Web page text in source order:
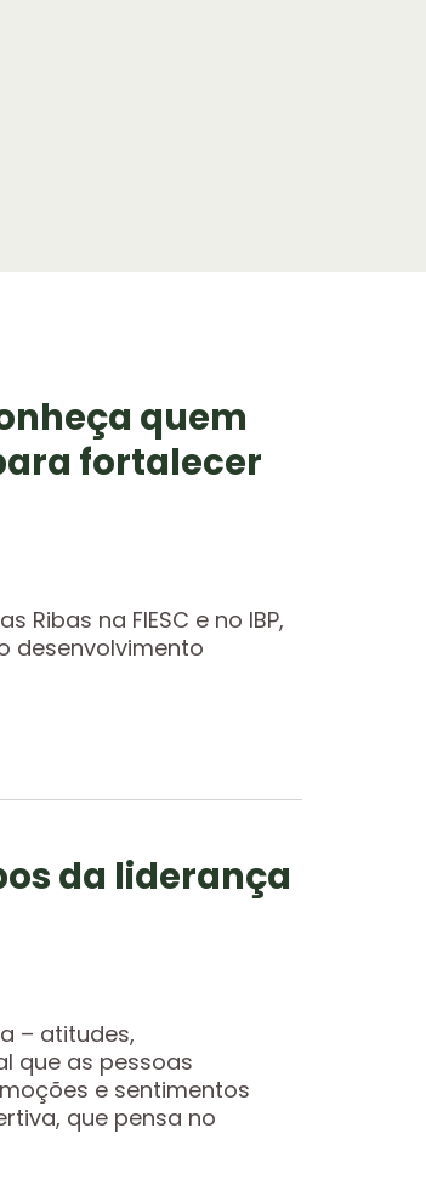
quem
fortalecer
na FIESC e no IBP,
desenvolvimento
da liderança
– atitudes,
que as pessoas
e sentimentos
que pensa no